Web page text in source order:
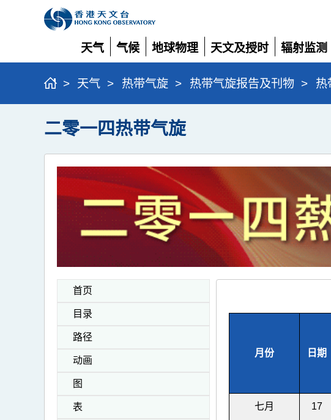
天气
展
开
气候
展
开
地球物理
展
开
天文及授时
展
开
辐射监测
展
开
> 天气 > 热带气旋 > 热带气旋报告及刊物 > 热
二零一四热带气旋
首页
目录
路径
动画
图
表
月份 日期
七月 17